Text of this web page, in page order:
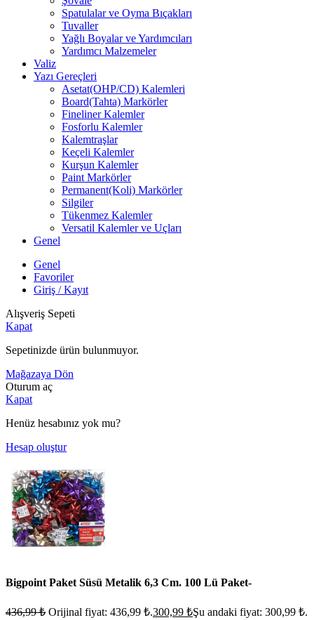
Spatulalar ve Oyma Bıçakları
Tuvaller
Yağlı Boyalar ve Yardımcıları
Yardımcı Malzemeler
Valiz
Yazı Gereçleri
Asetat(OHP/CD) Kalemleri
Board(Tahta) Markörler
Fineliner Kalemler
Fosforlu Kalemler
Kalemtraşlar
Keçeli Kalemler
Kurşun Kalemler
Paint Markörler
Permanent(Koli) Markörler
Silgiler
Tükenmez Kalemler
Versatil Kalemler ve Uçları
Genel
Genel
Favoriler
Giriş / Kayıt
Alışveriş Sepeti
Kapat
Sepetinizde ürün bulunmuyor.
Mağazaya Dön
Oturum aç
Kapat
Henüz hesabınız yok mu?
Hesap oluştur
Bigpoint Paket Süsü Metalik 6,3 Cm. 100 Lü Paket-
436,99₺ Orijinal fiyat: 436,99 ₺.300,99 ₺Şu andaki fiyat: 300,99 ₺.